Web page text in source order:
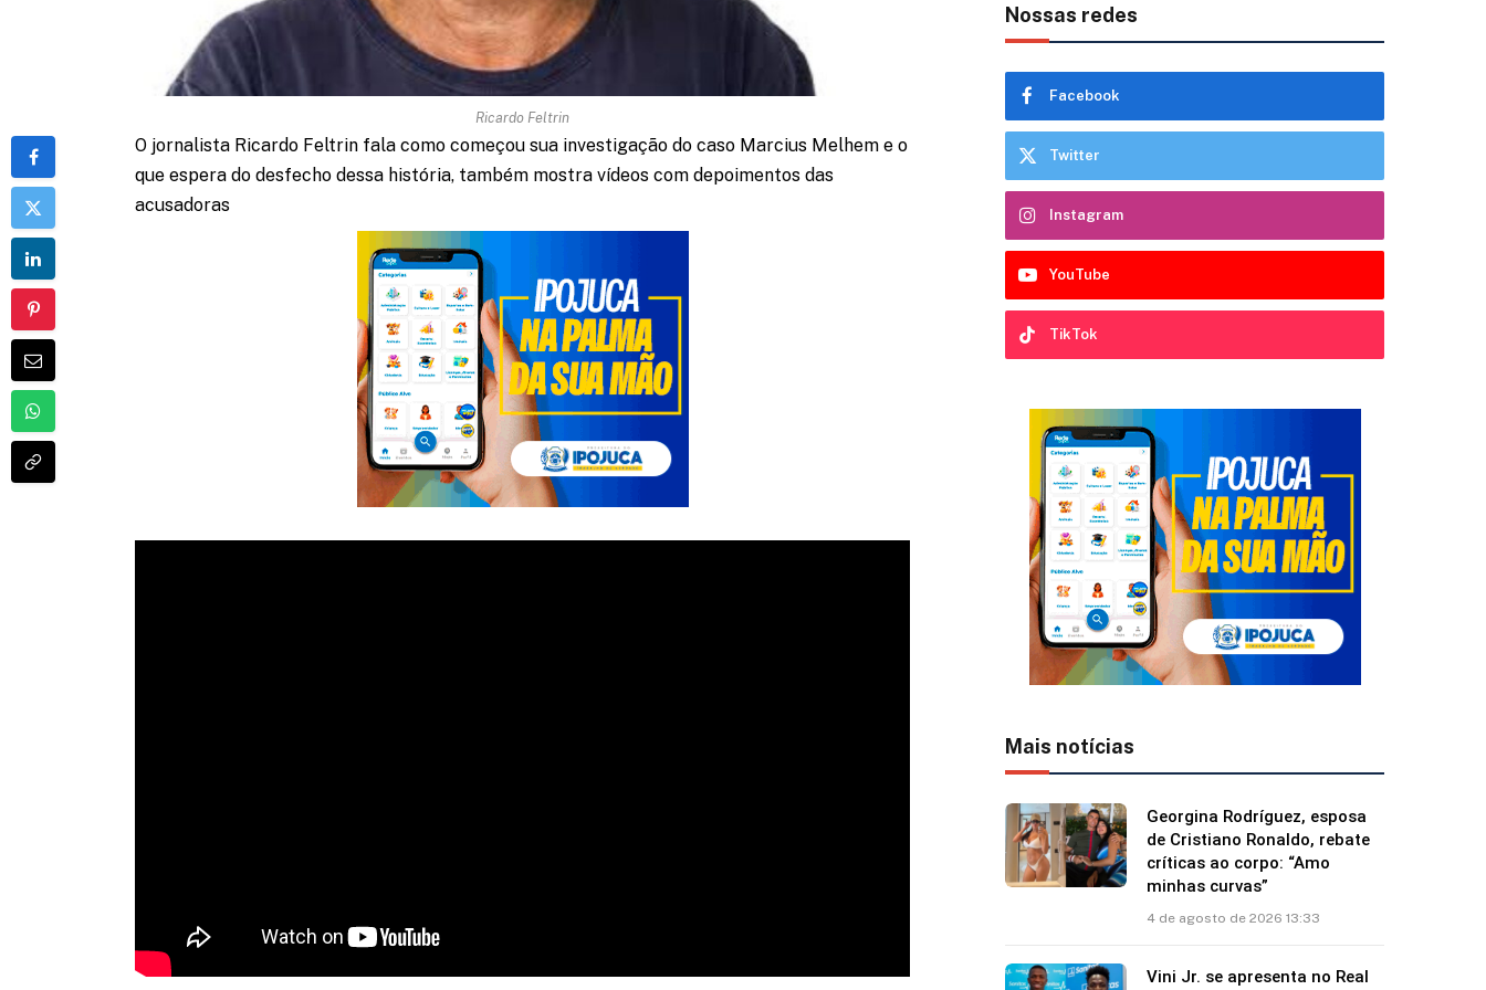
Ricardo Feltrin
O jornalista Ricardo Feltrin fala como começou sua investigação do caso Marcius Melhem e o
que espera do desfecho dessa história, também mostra vídeos com depoimentos das
acusadoras
Nossas redes
Facebook
Twitter
Instagram
YouTube
TikTok
Mais notícias
Georgina Rodríguez, esposa
de Cristiano Ronaldo, rebate
críticas ao corpo: “Amo
minhas curvas”